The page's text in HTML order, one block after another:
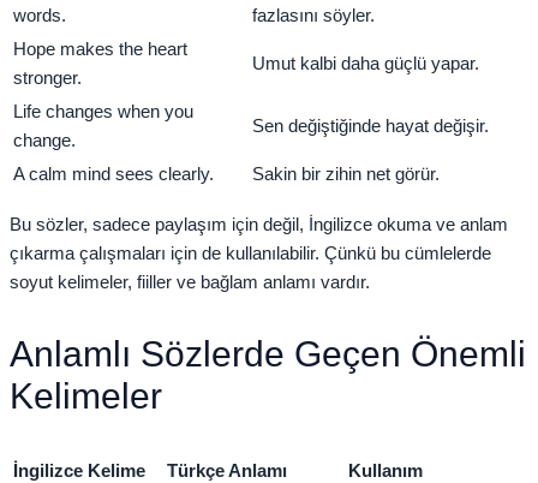
words.
fazlasını söyler.
Hope makes the heart
stronger.
Umut kalbi daha güçlü yapar.
Life changes when you
change.
Sen değiştiğinde hayat değişir.
A calm mind sees clearly. Sakin bir zihin net görür.
Bu sözler, sadece paylaşım için değil, İngilizce okuma ve anlam
çıkarma çalışmaları için de kullanılabilir. Çünkü bu cümlelerde
soyut kelimeler, fiiller ve bağlam anlamı vardır.
Anlamlı Sözlerde Geçen Önemli
Kelimeler
İngilizce Kelime Türkçe Anlamı
Kullanım